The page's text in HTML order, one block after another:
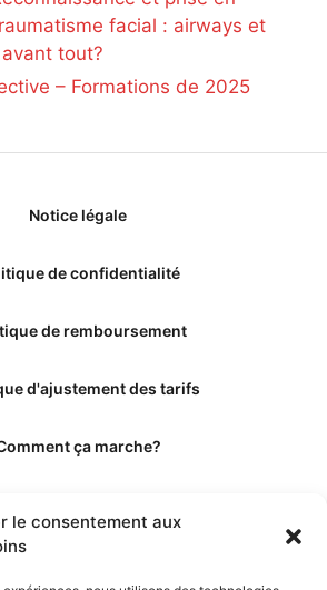
le consentement aux
facial : airways et
tout?
– Formations de 2025
Notice légale
de confidentialité
de remboursement
d'ajustement des tarifs
ça marche?